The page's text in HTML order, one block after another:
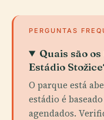
PERGUNTAS
Quais são
Estádio
O parque está
estádio é
agendados.